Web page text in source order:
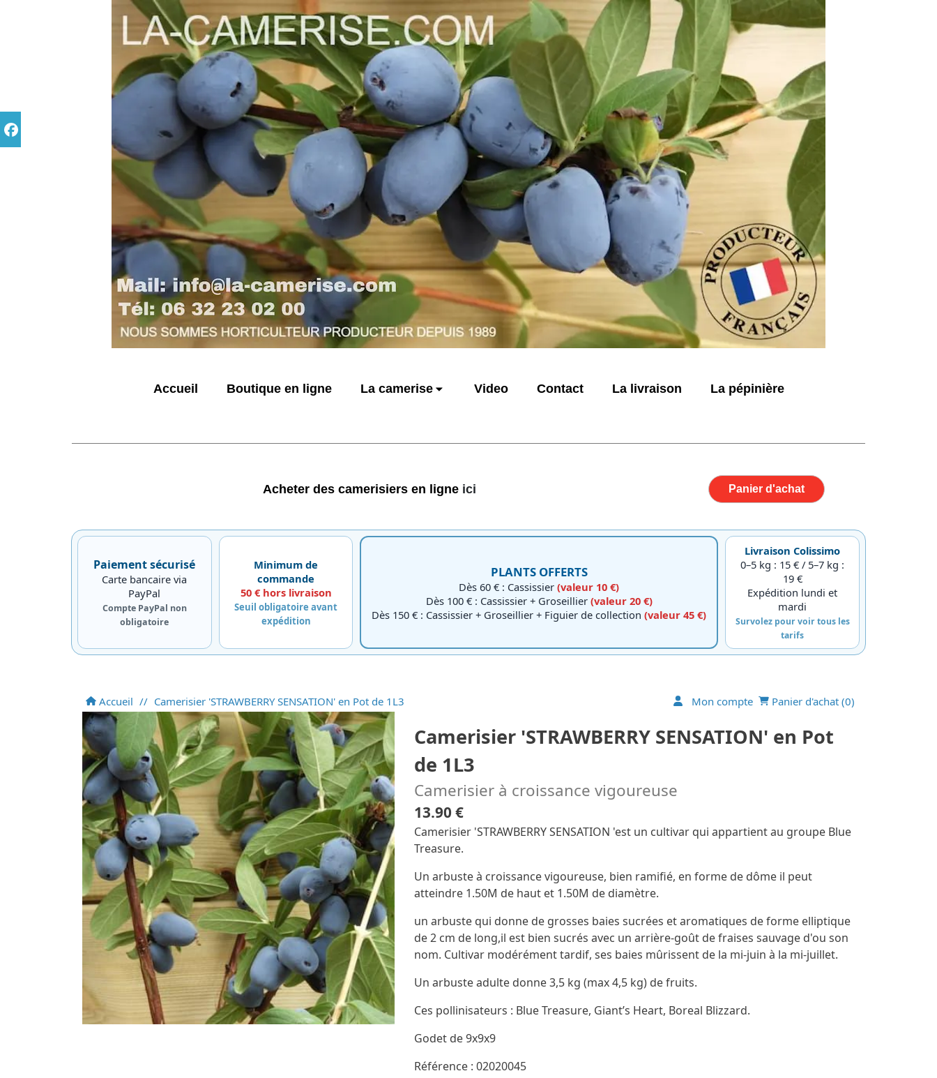
Accueil Boutique en ligne La camerise Video Contact La livraison La pépinière
Acheter des camerisiers en ligne ici Panier d'achat
Paiement sécurisé
Carte bancaire via
PayPal
Compte PayPal non
obligatoire
Minimum de
commande
50 € hors livraison
Seuil obligatoire avant
expédition
PLANTS OFFERTS
Dès 60 € : Cassissier(valeur 10 €)
Dès 100 € : Cassissier + Groseillier (valeur 20 €)
Dès 150 € : Cassissier + Groseillier + Figuier de collection(valeur 45 €)
Livraison Colissimo
0–5 kg : 15 € / 5–7 kg :
19 €
Expédition lundi et
mardi
Survolez pour voir tous les
tarifs
Accueil // Camerisier 'STRAWBERRY SENSATION' en Pot de 1L3 Mon compte Panier d'achat (0)
Camerisier 'STRAWBERRY SENSATION' en Pot
de 1L3
Camerisier à croissance vigoureuse
13.90 €
Camerisier 'STRAWBERRY SENSATION 'est un cultivar qui appartient au groupe Blue
Treasure.
Un arbuste à croissance vigoureuse, bien ramifié, en forme de dôme il peut
atteindre 1.50M de haut et 1.50M de diamètre.
un arbuste qui donne de grosses baies sucrées et aromatiques de forme elliptique
de 2 cm de long,il est bien sucrés avec un arrière-goût de fraises sauvage d'ou son
nom. Cultivar modérément tardif, ses baies mûrissent de la mi-juin à la mi-juillet.
Un arbuste adulte donne 3,5 kg (max 4,5 kg) de fruits.
Ces pollinisateurs : Blue Treasure, Giant’s Heart, Boreal Blizzard.
Godet de 9x9x9
Référence : 02020045